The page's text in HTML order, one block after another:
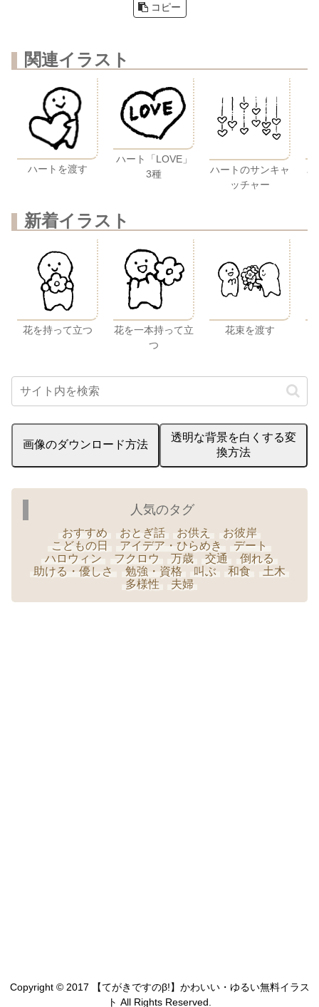
コピー
関連イラスト
ハートを渡す
ハート「LOVE」
3種
ハートのサンキャ
ッチャー
新着イラスト
花を持って立つ
花を一本持って立
つ
花束を渡す
画像のダウンロード方法
透明な背景を白くする変
換方法
人気のタグ
おすすめ おとぎ話 お供え
お彼岸
こどもの日
アイデア・ひらめき
デート
ハロウィン
フクロウ 万歳 交通
倒れる
助ける・優しさ
勉強・資格 叫ぶ 和食
土木
多様性
夫婦
Copyright © 2017 【てがきですのβ!】かわいい・ゆるい無料イラス
ト All Rights Reserved.